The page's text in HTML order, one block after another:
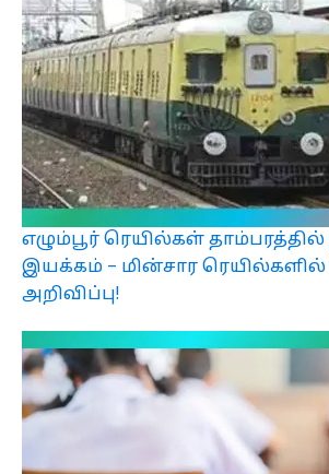
எழும்பூர் ரெயில்கள் தாம்பரத்தில்
இயக்கம் – மின்சார
அறிவிப்பு!